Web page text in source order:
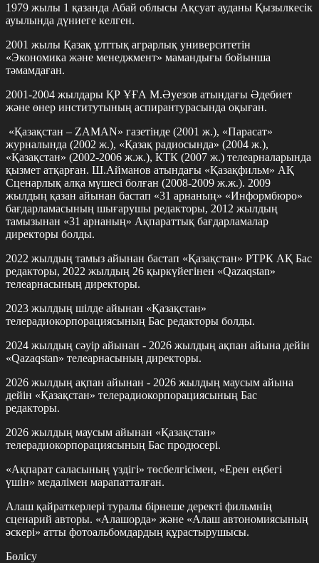
1979 жылы 1 қазанда Абай облысы Ақсуат ауданы Қызылкесік
ауылында дүниеге келген.
2001 жылы Қазақ ұлттық аграрлық университетін
«Экономика және менеджмент» мамандығы бойынша
тәмамдаған.
2001-2004 жылдары ҚР ҰҒА М.Әуезов атындағы Әдебиет
және өнер институтының аспирантурасында оқыған.
«Қазақстан – ZAMAN» газетінде (2001 ж.), «Парасат»
журналында (2002 ж.), «Қазақ радиосында» (2004 ж.),
«Қазақстан» (2002-2006 ж.ж.), КТК (2007 ж.) телеарналарында
қызмет атқарған. Ш.Айманов атындағы «Қазақфильм» АҚ
Сценарлық алқа мүшесі болған (2008-2009 ж.ж.). 2009
жылдың қазан айынан бастап «31 арнаның» «Информбюро»
бағдарламасының шығарушы редакторы, 2012 жылдың
тамызынан «31 арнаның» Ақпараттық бағдарламалар
директоры болды.
2022 жылдың тамыз айынан бастап «Қазақстан» РТРК АҚ Бас
редакторы, 2022 жылдың 26 қыркүйегінен «Qazaqstan»
телеарнасының директоры.
2023 жылдың шілде айынан «Қазақстан»
телерадиокорпорациясының Бас редакторы болды.
2024 жылдың сәуір айынан - 2026 жылдың ақпан айына дейін
«Qazaqstan» телеарнасының директоры.
2026 жылдың ақпан айынан - 2026 жылдың маусым айына
дейін «Қазақстан» телерадиокорпорациясының Бас
редакторы.
2026 жылдың маусым айынан «Қазақстан»
телерадиокорпорациясының Бас продюсері.
«Ақпарат саласының үздігі» төсбелгісімен, «Ерен еңбегі
үшін» медалімен марапатталған.
Алаш қайраткерлері туралы бірнеше деректі фильмнің
сценарий авторы. «Алашорда» және «Алаш автономиясының
әскері» атты фотоальбомдардың құрастырушысы.
Бөлісу